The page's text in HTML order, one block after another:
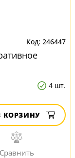
246447
4 шт.
КОРЗИНУ